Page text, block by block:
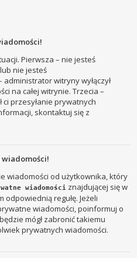
Pierwsza – nie jesteś
nie jesteś
witryny wyłączył
na całej witrynie. Trzecia –
przesyłanie prywatnych
skontaktuj się z
wiadomości od użytkownika, który
wiadomości znajdującej się w
regułę. Jeżeli
wiadomości, poinformuj o
mógł zabronić takiemu
prywatnych wiadomości.